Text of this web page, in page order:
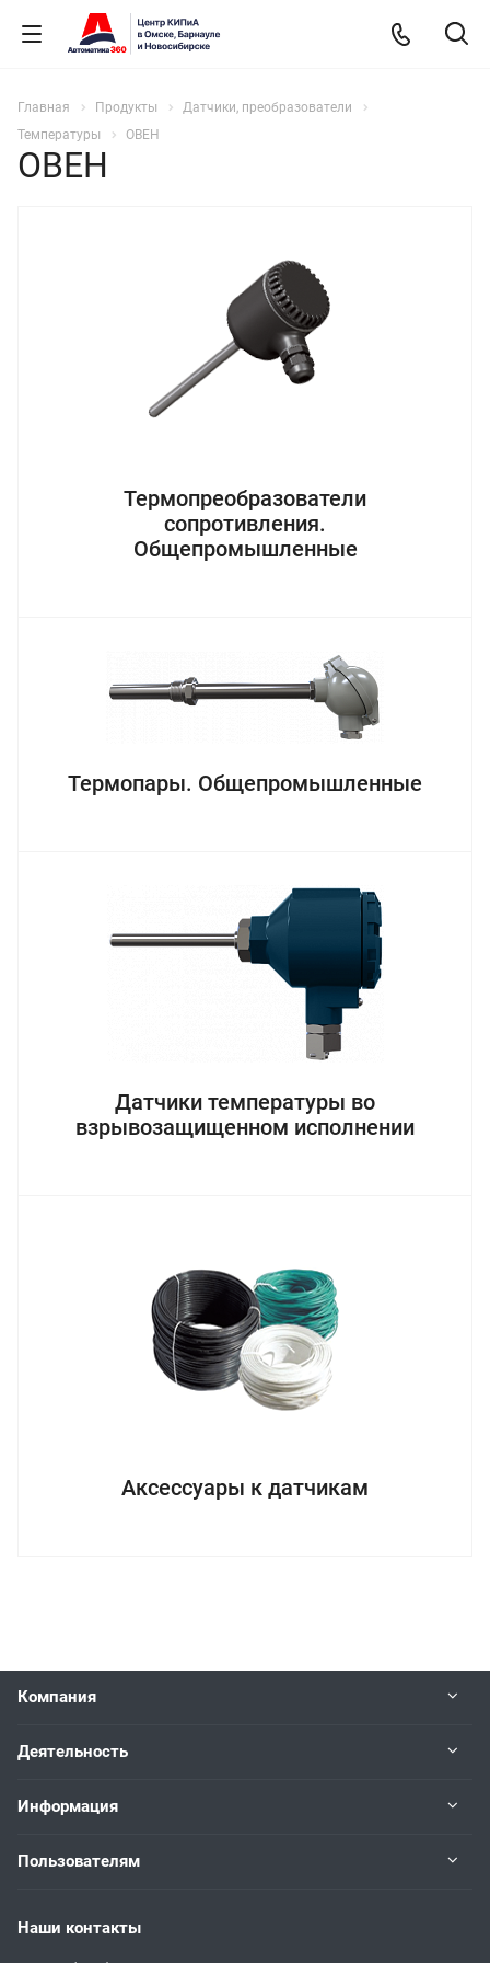
Главная Продукты
Датчики, преобразователи
Температуры
ОВЕН
ОВЕН
Термопреобразователи
сопротивления.
Общепромышленные
Термопары. Общепромышленные
Датчики температуры во
взрывозащищенном исполнении
Аксессуары к датчикам
Компания
Деятельность
Информация
Пользователям
Наши контакты